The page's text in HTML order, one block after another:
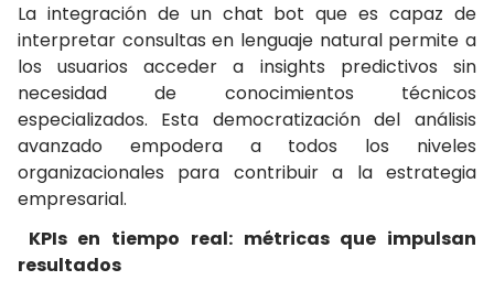
La integración de un chat bot que es capaz de
interpretar consultas en lenguaje natural permite a
los usuarios acceder a insights predictivos sin
necesidad de conocimientos técnicos
especializados. Esta democratización del análisis
avanzado empodera a todos los niveles
organizacionales para contribuir a la estrategia
empresarial.
KPIs en tiempo real: métricas que impulsan
resultados